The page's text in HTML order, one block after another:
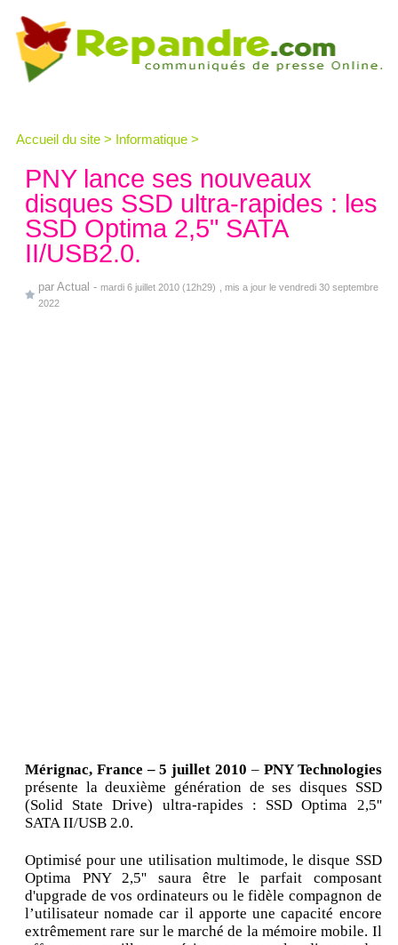
Accueil du site > Informatique >
PNY lance ses nouveaux
disques SSD ultra-rapides : les
SSD Optima 2,5" SATA
II/USB2.0.
par Actual - mardi 6 juillet 2010 (12h29)
, mis a jour le vendredi 30 septembre
2022
Mérignac, France – 5 juillet 2010 – PNY Technologies
présente la deuxième génération de ses disques SSD
(Solid State Drive) ultra-rapides : SSD Optima 2,5''
SATA II/USB 2.0.
Optimisé pour une utilisation multimode, le disque SSD
Optima PNY 2,5'' saura être le parfait composant
d'upgrade de vos ordinateurs ou le fidèle compagnon de
l’utilisateur nomade car il apporte une capacité encore
extrêmement rare sur le marché de la mémoire mobile. Il